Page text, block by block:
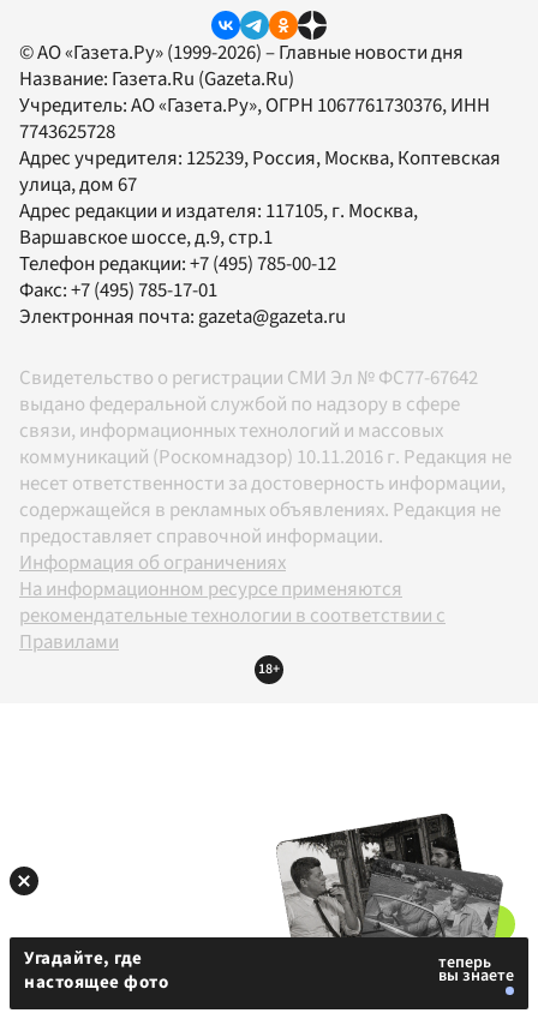
© АО «Газета.Ру» (1999-2026) – Главные новости дня
Название: Газета.Ru (Gazeta.Ru)
Учредитель:АО «Газета.Ру», ОГРН 1067761730376, ИНН
7743625728
Адрес учредителя: 125239, Россия, Москва, Коптевская
улица, дом 67
Адрес редакции и издателя: 117105, г. Москва,
Варшавское шоссе, д.9, стр.1
Телефон редакции:+7 (495) 785-00-12
Факс:+7 (495) 785-17-01
Электронная почта:gazeta@gazeta.ru
Свидетельство о регистрации СМИ Эл № ФС77-67642
выдано федеральной службой по надзору в сфере
связи, информационных технологий и массовых
коммуникаций (Роскомнадзор) 10.11.2016 г. Редакция не
несет ответственности за достоверность информации,
содержащейся в рекламных объявлениях. Редакция не
предоставляет справочной информации.
Информация об ограничениях
На информационном ресурсе применяются
рекомендательные технологии в соответствии с
Правилами
18+
Угадайте, где
настоящее фото